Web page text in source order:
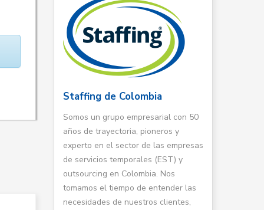
Staffing de Colombia
Somos un grupo empresarial con 50
años de trayectoria, pioneros y
experto en el sector de las empresas
de servicios temporales (EST) y
outsourcing en Colombia. Nos
tomamos el tiempo de entender las
necesidades de nuestros clientes,